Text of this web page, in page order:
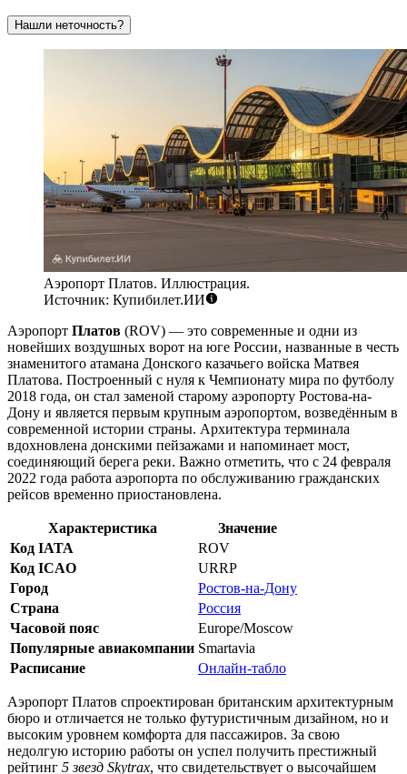
Нашли неточность?
Аэропорт Платов. Иллюстрация.
Источник: Купибилет.ИИ
Аэропорт Платов (ROV) — это современные и одни из
новейших воздушных ворот на юге России, названные в честь
знаменитого атамана Донского казачьего войска Матвея
Платова. Построенный с нуля к Чемпионату мира по футболу
2018 года, он стал заменой старому аэропорту Ростова-на-
Дону и является первым крупным аэропортом, возведённым в
современной истории страны. Архитектура терминала
вдохновлена донскими пейзажами и напоминает мост,
соединяющий берега реки. Важно отметить, что с 24 февраля
2022 года работа аэропорта по обслуживанию гражданских
рейсов временно приостановлена.
Характеристика
Значение
Код IATA
ROV
Код ICAO
URRP
Город
Ростов-на-Дону
Страна
Россия
Часовой пояс
Europe/Moscow
Популярные авиакомпании Smartavia
Расписание
Онлайн-табло
Аэропорт Платов спроектирован британским архитектурным
бюро и отличается не только футуристичным дизайном, но и
высоким уровнем комфорта для пассажиров. За свою
недолгую историю работы он успел получить престижный
рейтинг 5 звезд Skytrax, что свидетельствует о высочайшем